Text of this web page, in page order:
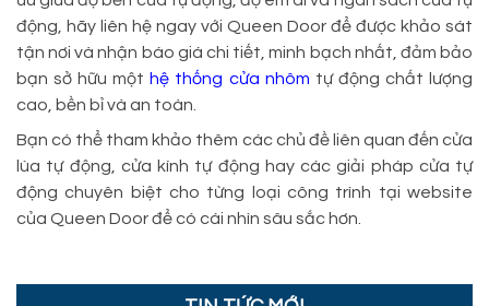
động, hãy liên hệ ngay với Queen Door để được khảo sát
tận nơi và nhận báo giá chi tiết, minh bạch nhất, đảm bảo
bạn sở hữu một hệ thống cửa nhôm tự động chất lượng
cao, bền bỉ và an toàn.
Bạn có thể tham khảo thêm các chủ đề liên quan đến cửa
lùa tự động, cửa kính tự động hay các giải pháp cửa tự
động chuyên biệt cho từng loại công trình tại website
của Queen Door để có cái nhìn sâu sắc hơn.